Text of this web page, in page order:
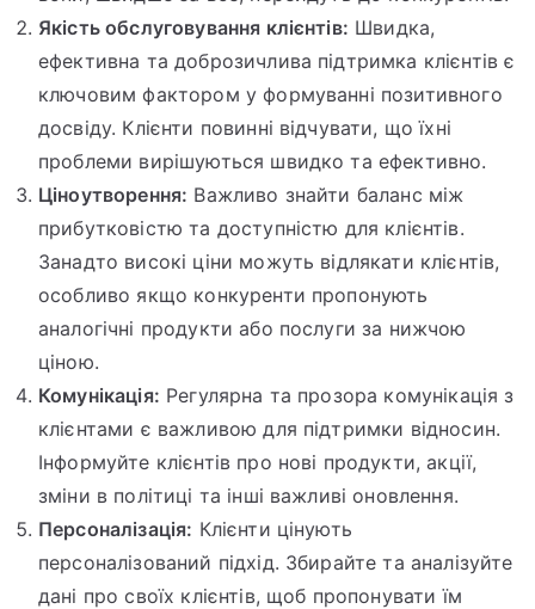
Якість обслуговування клієнтів: Швидка,
ефективна та доброзичлива підтримка клієнтів є
ключовим фактором у формуванні позитивного
досвіду. Клієнти повинні відчувати, що їхні
проблеми вирішуються швидко та ефективно.
Ціноутворення: Важливо знайти баланс між
прибутковістю та доступністю для клієнтів.
Занадто високі ціни можуть відлякати клієнтів,
особливо якщо конкуренти пропонують
аналогічні продукти або послуги за нижчою
ціною.
Комунікація: Регулярна та прозора комунікація з
клієнтами є важливою для підтримки відносин.
Інформуйте клієнтів про нові продукти, акції,
зміни в політиці та інші важливі оновлення.
Персоналізація: Клієнти цінують
персоналізований підхід. Збирайте та аналізуйте
дані про своїх клієнтів, щоб пропонувати їм